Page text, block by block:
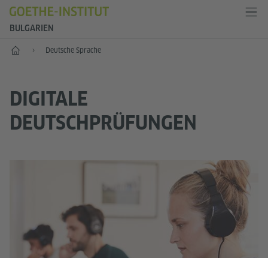
BULGARIEN
Start Deutsche Sprache
DIGITALE
DEUTSCHPRÜFUNGEN